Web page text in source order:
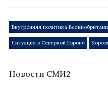
Внутренняя политика
Ситуация в Северной Европе
Новости СМИ2